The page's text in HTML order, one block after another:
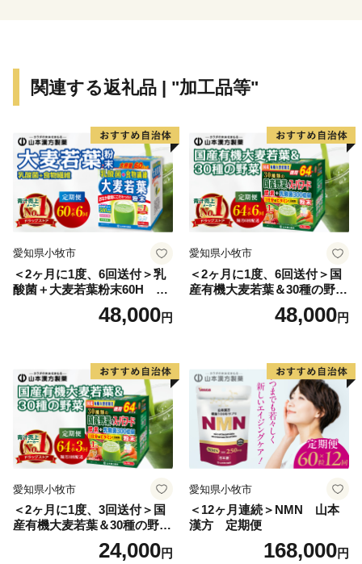
す。未来ある豊浦町の取り組みにご賛同いただき、皆様
関連する返礼品 | "加工品等"
愛知県小牧市
＜2ヶ月に1度、6回送付＞乳
酸菌＋大麦若葉粉末60H 山
48,000円
愛知県小牧市
＜2ヶ月に1度、6回送付＞国
産有機大麦若葉＆30種の野
菜 山本漢方 定期便
48,000円
愛知県小牧市
＜2ヶ月に1度、3回送付＞国
産有機大麦若葉＆30種の野
菜 山本漢方 定期便
24,000円
愛知県小牧市
＜12ヶ月連続＞NMN 山本
漢方 定期便
168,000円